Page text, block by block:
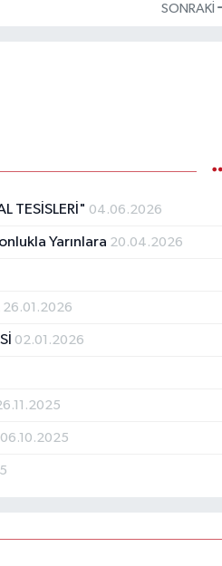
SONRAKI
TESİSLERİ" 04.06.2026
Yarınlara 20.04.2026
26.01.2026
02.01.2026
06.10.2025